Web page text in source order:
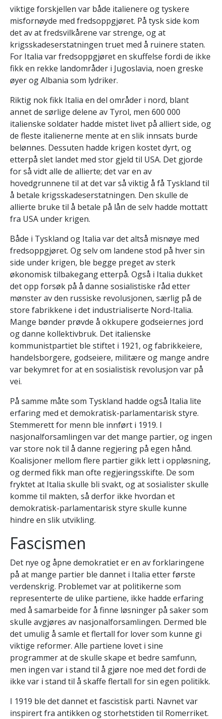
viktige forskjellen var både italienere og tyskere
misfornøyde med fredsoppgjøret. På tysk side kom
det av at fredsvilkårene var strenge, og at
krigsskadeserstatningen truet med å ruinere staten.
For Italia var fredsoppgjøret en skuffelse fordi de ikke
fikk en rekke landområder i Jugoslavia, noen greske
øyer og Albania som lydriker.
Riktig nok fikk Italia en del områder i nord, blant
annet de sørlige delene av Tyrol, men 600 000
italienske soldater hadde mistet livet på alliert side, og
de fleste italienerne mente at en slik innsats burde
belønnes. Dessuten hadde krigen kostet dyrt, og
etterpå slet landet med stor gjeld til USA. Det gjorde
for så vidt alle de allierte; det var en av
hovedgrunnene til at det var så viktig å få Tyskland til
å betale krigsskadeserstatningen. Den skulle de
allierte bruke til å betale på lån de selv hadde mottatt
fra USA under krigen.
Både i Tyskland og Italia var det altså misnøye med
fredsoppgjøret. Og selv om landene stod på hver sin
side under krigen, ble begge preget av sterk
økonomisk tilbakegang etterpå. Også i Italia dukket
det opp forsøk på å danne sosialistiske råd etter
mønster av den russiske revolusjonen, særlig på de
store fabrikkene i det industrialiserte Nord-Italia.
Mange bønder prøvde å okkupere godseiernes jord
og danne kollektivbruk. Det italienske
kommunistpartiet ble stiftet i 1921, og fabrikkeiere,
handelsborgere, godseiere, militære og mange andre
var bekymret for at en sosialistisk revolusjon var på
vei.
På samme måte som Tyskland hadde også Italia lite
erfaring med et demokratisk-parlamentarisk styre.
Stemmerett for menn ble innført i 1919. I
nasjonalforsamlingen var det mange partier, og ingen
var store nok til å danne regjering på egen hånd.
Koalisjoner mellom flere partier gikk lett i oppløsning,
og dermed fikk man ofte regjeringsskifte. De som
fryktet at Italia skulle bli svakt, og at sosialister skulle
komme til makten, så derfor ikke hvordan et
demokratisk-parlamentarisk styre skulle kunne
hindre en slik utvikling.
Fascismen
Det nye og åpne demokratiet er en av forklaringene
på at mange partier ble dannet i Italia etter første
verdenskrig. Problemet var at politikerne som
representerte de ulike partiene, ikke hadde erfaring
med å samarbeide for å finne løsninger på saker som
skulle avgjøres av nasjonalforsamlingen. Dermed ble
det umulig å samle et flertall for lover som kunne gi
viktige reformer. Alle partiene lovet i sine
programmer at de skulle skape et bedre samfunn,
men ingen var i stand til å gjøre noe med det fordi de
ikke var i stand til å skaffe flertall for sin egen politikk.
I 1919 ble det dannet et fascistisk parti. Navnet var
inspirert fra antikken og storhetstiden til Romerriket.